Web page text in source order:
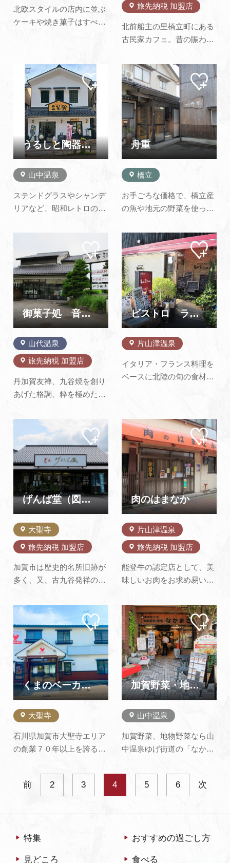
北欧スタイルの店内に並ぶ
ケーキや焼き菓子はすべて
焼き菓子。 かわいい雑貨も
多数揃えており、お店の中
はまるでおとぎの国にいる
みたいにわくわく楽しい気
持ちにさせてくれます。
&nb…
旅先納税 加盟店
北前船主の里橋立町にある
古民家カフェ。昔の賑わい
いという思いで設立しまし
た。今後は、BARも展開し
ていく予定です。皆様がふ
らっと立ち寄れる、そんな
場所にしたいと思っており
ます。ぜひお越しくださ
い。※MAGOICHI・
MAGONI・MAGOSAN(古
民…
うるしと陶器の仲間たち工芸館
山中温泉
ステンドグラスやシャンデ
リアなど、昭和レトロの高
内でゆっくりどうぞ。喫茶
併設してます。
マイ
ペー
ジに
追加
舟重
橋立
お手ごろな価格で、橋立産
の魚や地元の野菜を使った
ています。
マイ
ペー
ジに
追加
御菓子処 音羽堂
山代温泉
旅先納税 加盟店
丹加賀友禅、九谷焼を創り
あげた格調、粋を極めた味
しという美しい加賀の創菓
の伝えを座右に自然の恵み
にふかく心して、選び抜か
れた素材を最良の味覚に引
き立てること、これを至上
の贅と、こころを精進につ
とめております。
ペー
ジに
追加
ビストロ ラ・ヴィーヴ
片山津温泉
イタリア・フランス料理を
ベースに北陸の旬の食材
ニューは1,680円（税込）
～から。 お好みのパスタ料
理や、シェフおすすめのメ
インディッシュ、また自慢
のオリジナルスイーツなど
ボリュー…
マイ
ペー
ジに
追加
げんば堂（図書館前本店）
大聖寺
旅先納税 加盟店
加賀市は歴史的名所旧跡が
多く、又、古九谷発祥の地
えた土地です。そのせい
か、茶道・華道等の習い事
も盛んで、季節折々のご挨
拶、訪問も今に受け継がれ
ています。げんば堂は加賀
に伝わる歴史・文化を菓子
に添えて提供できたらと、
菓子づくり…
マイ
ペー
ジに
追加
肉のはまなか
片山津温泉
旅先納税 加盟店
能登牛の認定店として、美
味しいお肉をお求め易い価
造りにこだわった自慢のコ
ロッケ、メンチカツ、焼豚
をぜひ一度ご賞味くださ
い。
マイ
ペー
ジに
追加
くまのベーカリー
大聖寺
石川県加賀市大聖寺エリア
の創業７０年以上を誇る地
７年６月１４日（土）に現
住所に移転し新店舗をオー
しい商品をはじめ、ハード
種類以上のパンを焼いてい
マイ
ペー
ジに
追加
加賀野菜・地物野菜 なかまさ
山中温泉
加賀野菜、地物野菜なら山
中温泉ゆげ街道の「なかま
農家から直接仕入れた新鮮
野菜と金沢農産物ブランド
として、伝統のブランド加
おります。 又、インターネ
マイ
ペー
ジに
追加
前 2 3 4 5 6 次
特集 おすすめの過ごし方
見どころ 食べる